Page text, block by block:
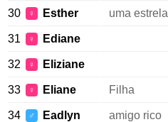
30 ♀ Esther uma estrela
31 ♀ Ediane
32 ♀ Eliziane
33 ♀ Eliane Filha
34 ♂ Eadlyn amigo rico